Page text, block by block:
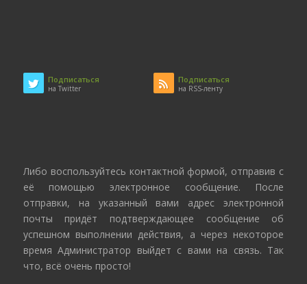
Подписаться
на Twitter
Подписаться
на RSS-ленту
Либо воспользуйтесь контактной формой, отправив с
её помощью электронное сообщение. После
отправки, на указанный вами адрес электронной
почты придёт подтверждающее сообщение об
успешном выполнении действия, а через некоторое
время Администратор выйдет с вами на связь. Так
что, всё очень просто!